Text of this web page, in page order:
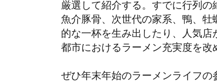
厳選して紹介する。すでに行列の
魚介豚骨、次世代の家系、鴨、
的な一杯を生み出したり、人気
都市におけるラーメン充実度を改
ぜひ年末年始のラーメンライフの